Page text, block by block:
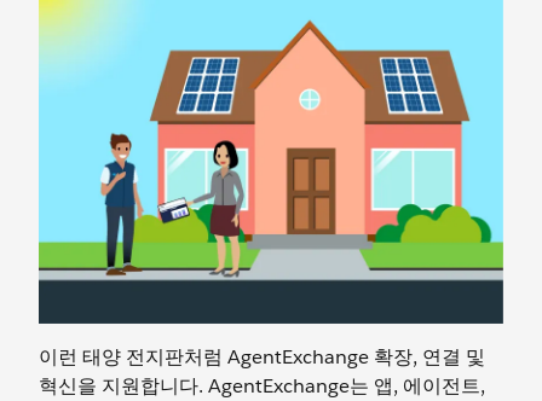
이런 태양 전지판처럼 AgentExchange 확장, 연결 및
혁신을 지원합니다. AgentExchange는 앱, 에이전트,